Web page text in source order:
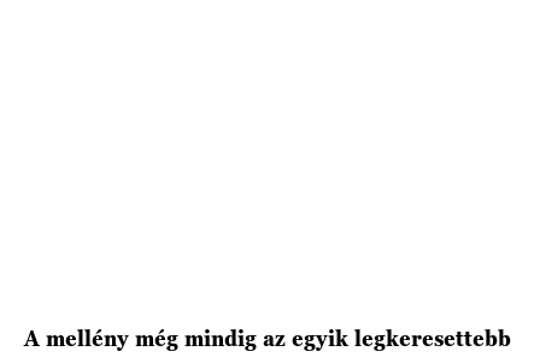
A mellény még mindig az egyik legkeresettebb